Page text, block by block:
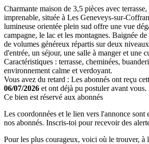
Charmante maison de 3,5 pièces avec
imprenable, située à Les Geneveys-sur-
lumineuse orientée plein sud offre une vue
campagne, le lac et les montagnes. Baignée
de volumes généreux répartis sur deux
d'entrée, un séjour, une salle à manger et une
Caractéristiques : terrasse, cheminées,
environnement calme et verdoyant.
Vous avez du retard : Les abonnés ont reçu
06/07/2026 et ont déjà pu postuler avant vous.
Ce bien est réservé aux abonnés
Les coordonnées et le lien vers l'annonce sont
nos abonnés. Inscris-toi pour recevoir des
Pour les plus courageux, voici où le trouver, à